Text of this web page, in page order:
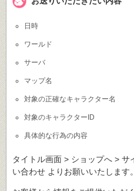
日時
ワールド
サーバ
マップ名
対象の正確なキャラクター名
対象のキャラクターID
具体的な行為の内容
タイトル画面 > ショップへ >
い合わせ よりお願いいたします。